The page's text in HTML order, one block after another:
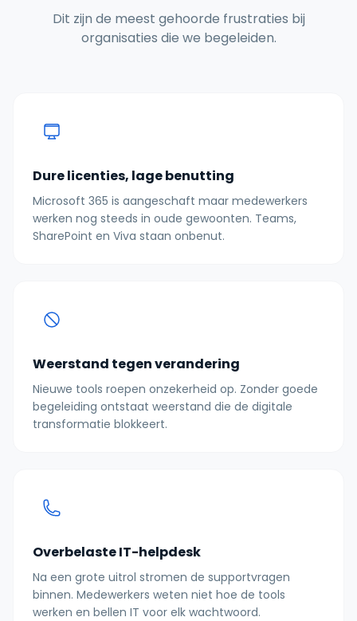
Dit zijn de meest gehoorde frustraties bij
organisaties die we begeleiden.
Dure licenties, lage benutting
Microsoft 365 is aangeschaft maar medewerkers
werken nog steeds in oude gewoonten. Teams,
SharePoint en Viva staan onbenut.
Weerstand tegen verandering
Nieuwe tools roepen onzekerheid op. Zonder goede
begeleiding ontstaat weerstand die de digitale
transformatie blokkeert.
Overbelaste IT-helpdesk
Na een grote uitrol stromen de supportvragen
binnen. Medewerkers weten niet hoe de tools
werken en bellen IT voor elk wachtwoord.